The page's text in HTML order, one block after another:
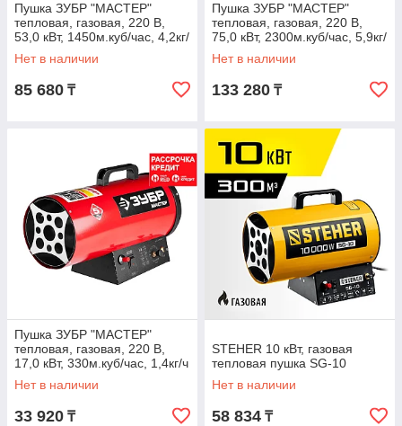
Пушка ЗУБР "МАСТЕР"
тепловая, газовая, 220 В,
53,0 кВт, 1450м.куб/час, 4,2кг/
ч (ТПГ-53000_М2)
Нет в наличии
85 680 ₸
Пушка ЗУБР "МАСТЕР"
тепловая, газовая, 220 В,
75,0 кВт, 2300м.куб/час, 5,9кг/
ч (ТПГ-75000_М2)
Нет в наличии
133 280 ₸
Пушка ЗУБР "МАСТЕР"
тепловая, газовая, 220 В,
17,0 кВт, 330м.куб/час, 1,4кг/ч
(ТПГ-17000_М2)
Нет в наличии
33 920 ₸
STEHER 10 кВт, газовая
тепловая пушка SG-10
Нет в наличии
58 834 ₸